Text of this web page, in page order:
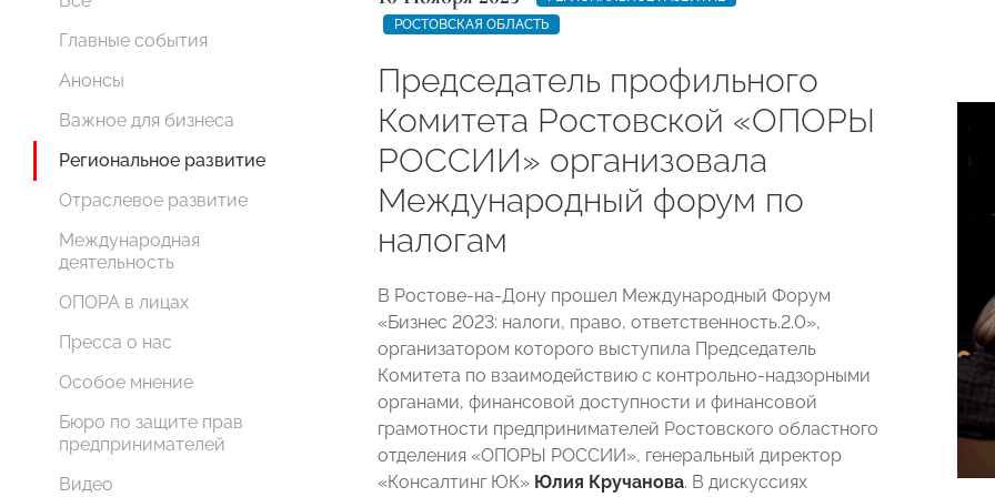
Главные события
Анонсы
Важное для бизнеса
Региональное развитие
Отраслевое развитие
Международная
деятельность
ОПОРА в лицах
Пресса о нас
Особое мнение
Бюро по защите прав
предпринимателей
Видео
РОСТОВСКАЯ ОБЛАСТЬ
Председатель профильного
Комитета Ростовской «ОПОРЫ
РОССИИ» организовала
Международный форум по
налогам
В Ростове-на-Дону прошел Международный Форум
«Бизнес 2023: налоги, право, ответственность.2.0»,
организатором которого выступила Председатель
Комитета по взаимодействию с контрольно-надзорными
органами, финансовой доступности и финансовой
грамотности предпринимателей Ростовского областного
отделения «ОПОРЫ РОССИИ», генеральный директор
«Консалтинг ЮК» Юлия Кручанова. В дискуссиях